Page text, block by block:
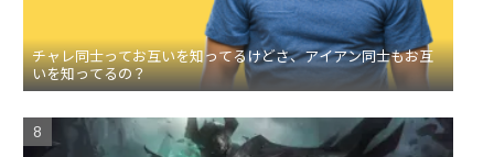
チャレ同士ってお互いを知ってるけどさ、アイアン同士もお互
いを知ってるの？